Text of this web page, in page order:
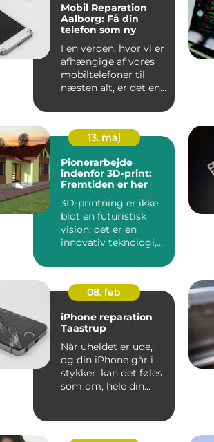
Mobil Reparation
Aalborg: Få din
telefon som ny
I en verden, hvor vi er
afhængige af vores
mobiltelefoner til
næsten alt, er det en
13. maj
Pionerarbejde
indenfor 3D-print:
Fremtiden er her
3D-printning er ikke
blot en futuristisk
vision; det er en
innovativ teknologi,
...
08. feb
iPhone reparation
Taastrup
Når uheldet er ude,
og din iPhone går i
stykker, kan det føles
som om, hele din